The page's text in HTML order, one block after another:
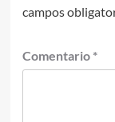
campos
Comentario *